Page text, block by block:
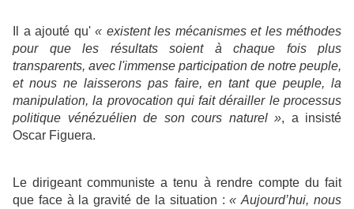
Il a ajouté qu' « existent les mécanismes et les méthodes
pour que les résultats soient à chaque fois plus
transparents, avec l'immense participation de notre peuple,
et nous ne laisserons pas faire, en tant que peuple, la
manipulation, la provocation qui fait dérailler le processus
politique vénézuélien de son cours naturel », a insisté
Oscar Figuera.
Le dirigeant communiste a tenu à rendre compte du fait
que face à la gravité de la situation :« Aujourd’hui, nous